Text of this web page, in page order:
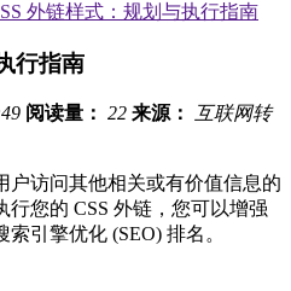
外链样式：规划与执行指南
行指南
阅读量： 22 来源： 互联网转
户访问其他相关或有价值信息的
您的 CSS 外链，您可以增强
引擎优化 (SEO) 排名。